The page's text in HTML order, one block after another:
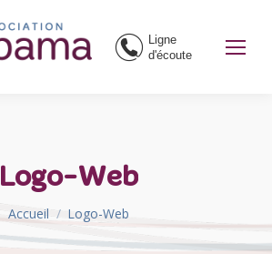
Ligne
d'écoute
Logo-Web
Vous êtes ici :
Accueil Logo-Web